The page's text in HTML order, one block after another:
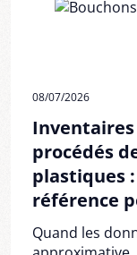
08/07/2026
Inventaires
procédés
plastiques
référence
Quand les